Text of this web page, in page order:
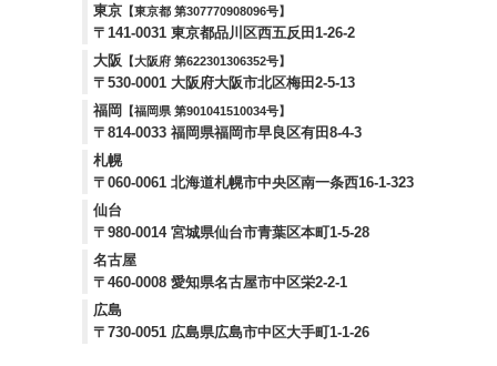
東京 【東京都 第307770908096号】
〒141-0031 東京都品川区西五反田1-26-2
大阪
【大阪府 第622301306352号】
〒530-0001 大阪府大阪市北区梅田2-5-13
福岡
【福岡県 第901041510034号】
〒814-0033 福岡県福岡市早良区有田8-4-3
札幌
〒060-0061 北海道札幌市中央区南一条西16-1-323
仙台
〒980-0014 宮城県仙台市青葉区本町1-5-28
名古屋
〒460-0008 愛知県名古屋市中区栄2-2-1
広島
〒730-0051 広島県広島市中区大手町1-1-26